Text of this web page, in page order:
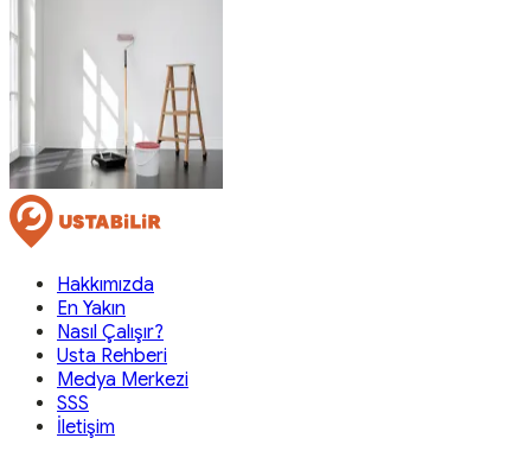
Hakkımızda
En Yakın
Nasıl Çalışır?
Usta Rehberi
Medya Merkezi
SSS
İletişim